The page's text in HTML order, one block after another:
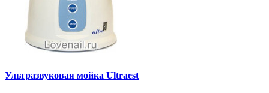
Ультразвуковая мойка Ultraest